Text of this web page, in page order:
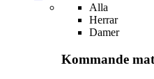
Alla
Herrar
Damer
Kommande